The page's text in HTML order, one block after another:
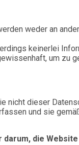
weder an
keinerlei
um
nicht dieser
und sie
die